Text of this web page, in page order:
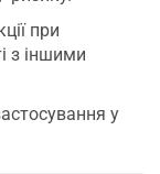
при
з іншими
у